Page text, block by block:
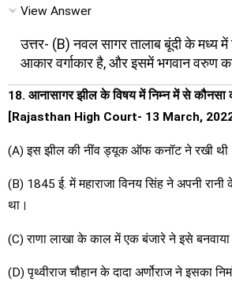
View Answer
उत्तर- (B) नवल सागर तालाब बूंदी के मध्य
आकार वर्गाकार है, और इसमें भगवान वरुण
18. आनासागर झील के विषय में निम्न में से
[Rajasthan High Court- 13 March,
(A) इस झील की नींव ड्यूक ऑफ कनॉट ने रखी
(B) 1845 ई. में महाराजा विनय सिंह ने अपनी
था।
(C) राणा लाखा के काल में एक बंजारे ने इसे बनवाया
(D) पृथ्वीराज चौहान के दादा अर्णोराज ने इसका